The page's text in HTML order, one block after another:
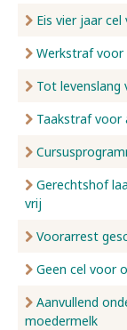
Eis vier jaar
Werkstraf voor
Tot levenslang
Taakstraf voor
Gerechtshof
vrij
Voorarrest
Geen cel voor
Aanvullend
moedermelk